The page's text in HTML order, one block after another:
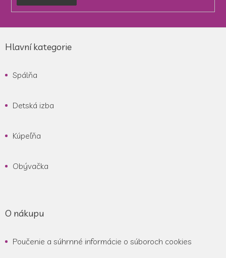
Hlavní kategorie
Spálňa
Detská izba
Kúpeľňa
Obývačka
O nákupu
Poučenie a súhrnné informácie o súboroch cookies